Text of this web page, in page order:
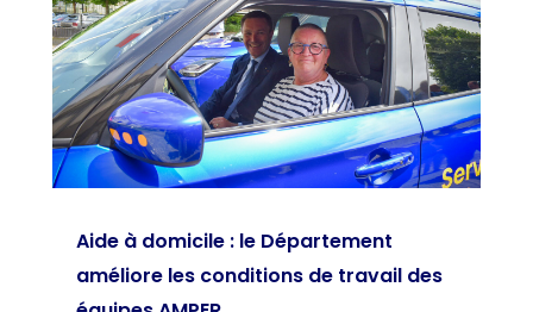
Aide à domicile : le Département
améliore les conditions de travail des